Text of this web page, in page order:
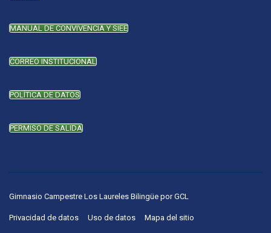
MANUAL DE CONVIVENCIA Y SIEE
CORREO INSTITUCIONAL
POLÍTICA DE DATOS
PERMISO DE SALIDA
Gimnasio Campestre Los Laureles Bilingüe porGCL
Privacidad de datos Uso de datos Mapa del sitio